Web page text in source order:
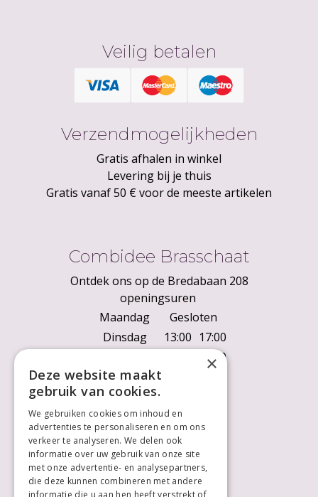
Veilig betalen
Verzendmogelijkheden
Gratis afhalen in winkel
Levering bij je thuis
Gratis vanaf 50 € voor de meeste artikelen
Combidee Brasschaat
Ontdek ons op de Bredabaan 208
openingsuren
Maandag
Gesloten
Dinsdag
13:00 17:00
18:00
Donderdag
Vrijdag
Zaterdag
10:00
Zondag
Gesloten
×
Deze website maakt
gebruik van cookies.
We gebruiken cookies om inhoud en
advertenties te personaliseren en om ons
verkeer te analyseren. We delen ook
informatie over uw gebruik van onze site
met onze advertentie- en analysepartners,
die deze kunnen combineren met andere
informatie die u aan hen heeft verstrekt of